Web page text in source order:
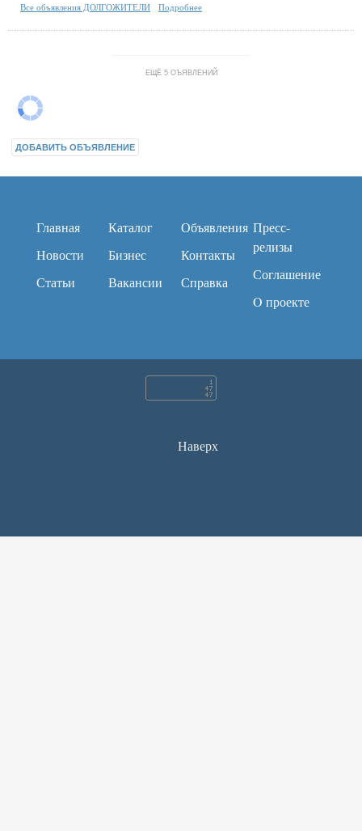
Все объявления ДОЛГОЖИТЕЛИ Подробнее
ЕЩЁ 5 ОЪЯВЛЕНИЙ
ДОБАВИТЬ ОБЪЯВЛЕНИЕ
Главная
Новости
Статьи
Каталог
Бизнес
Вакансии
Объявления
Контакты
Справка
Пресс-
релизы
Соглашение
O проекте
Наверх